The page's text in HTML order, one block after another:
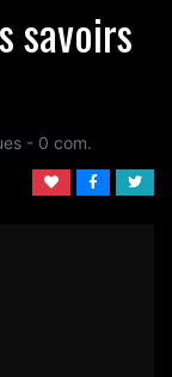
savoirs
- 0 com.